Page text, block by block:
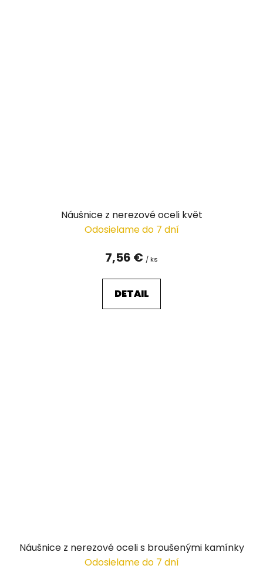
Náušnice z nerezové oceli květ
Odosielame do 7 dní
7,56 € / ks
DETAIL
Náušnice z nerezové oceli s broušenými kamínky
Odosielame do 7 dní